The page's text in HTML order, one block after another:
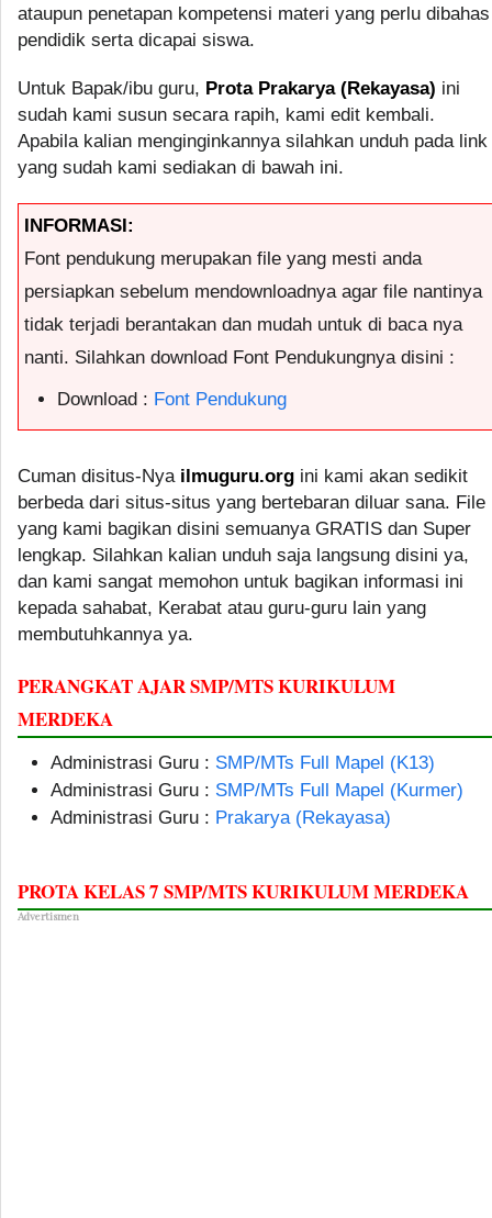
ataupun penetapan kompetensi materi yang perlu dibahas
pendidik serta dicapai siswa.
Untuk Bapak/ibu guru, Prota Prakarya (Rekayasa) ini
sudah kami susun secara rapih, kami edit kembali.
Apabila kalian menginginkannya silahkan unduh pada link
yang sudah kami sediakan di bawah ini.
INFORMASI:
Font pendukung merupakan file yang mesti anda
persiapkan sebelum mendownloadnya agar file nantinya
tidak terjadi berantakan dan mudah untuk di baca nya
nanti. Silahkan download Font Pendukungnya disini :
Download : Font Pendukung
Cuman disitus-Nya ilmuguru.org ini kami akan sedikit
berbeda dari situs-situs yang bertebaran diluar sana. File
yang kami bagikan disini semuanya GRATIS dan Super
lengkap. Silahkan kalian unduh saja langsung disini ya,
dan kami sangat memohon untuk bagikan informasi ini
kepada sahabat, Kerabat atau guru-guru lain yang
membutuhkannya ya.
PERANGKAT AJAR SMP/MTS KURIKULUM
MERDEKA
Administrasi Guru : SMP/MTs Full Mapel (K13)
Administrasi Guru : SMP/MTs Full Mapel (Kurmer)
Administrasi Guru : Prakarya (Rekayasa)
PROTA KELAS 7 SMP/MTS KURIKULUM MERDEKA
Advertismen